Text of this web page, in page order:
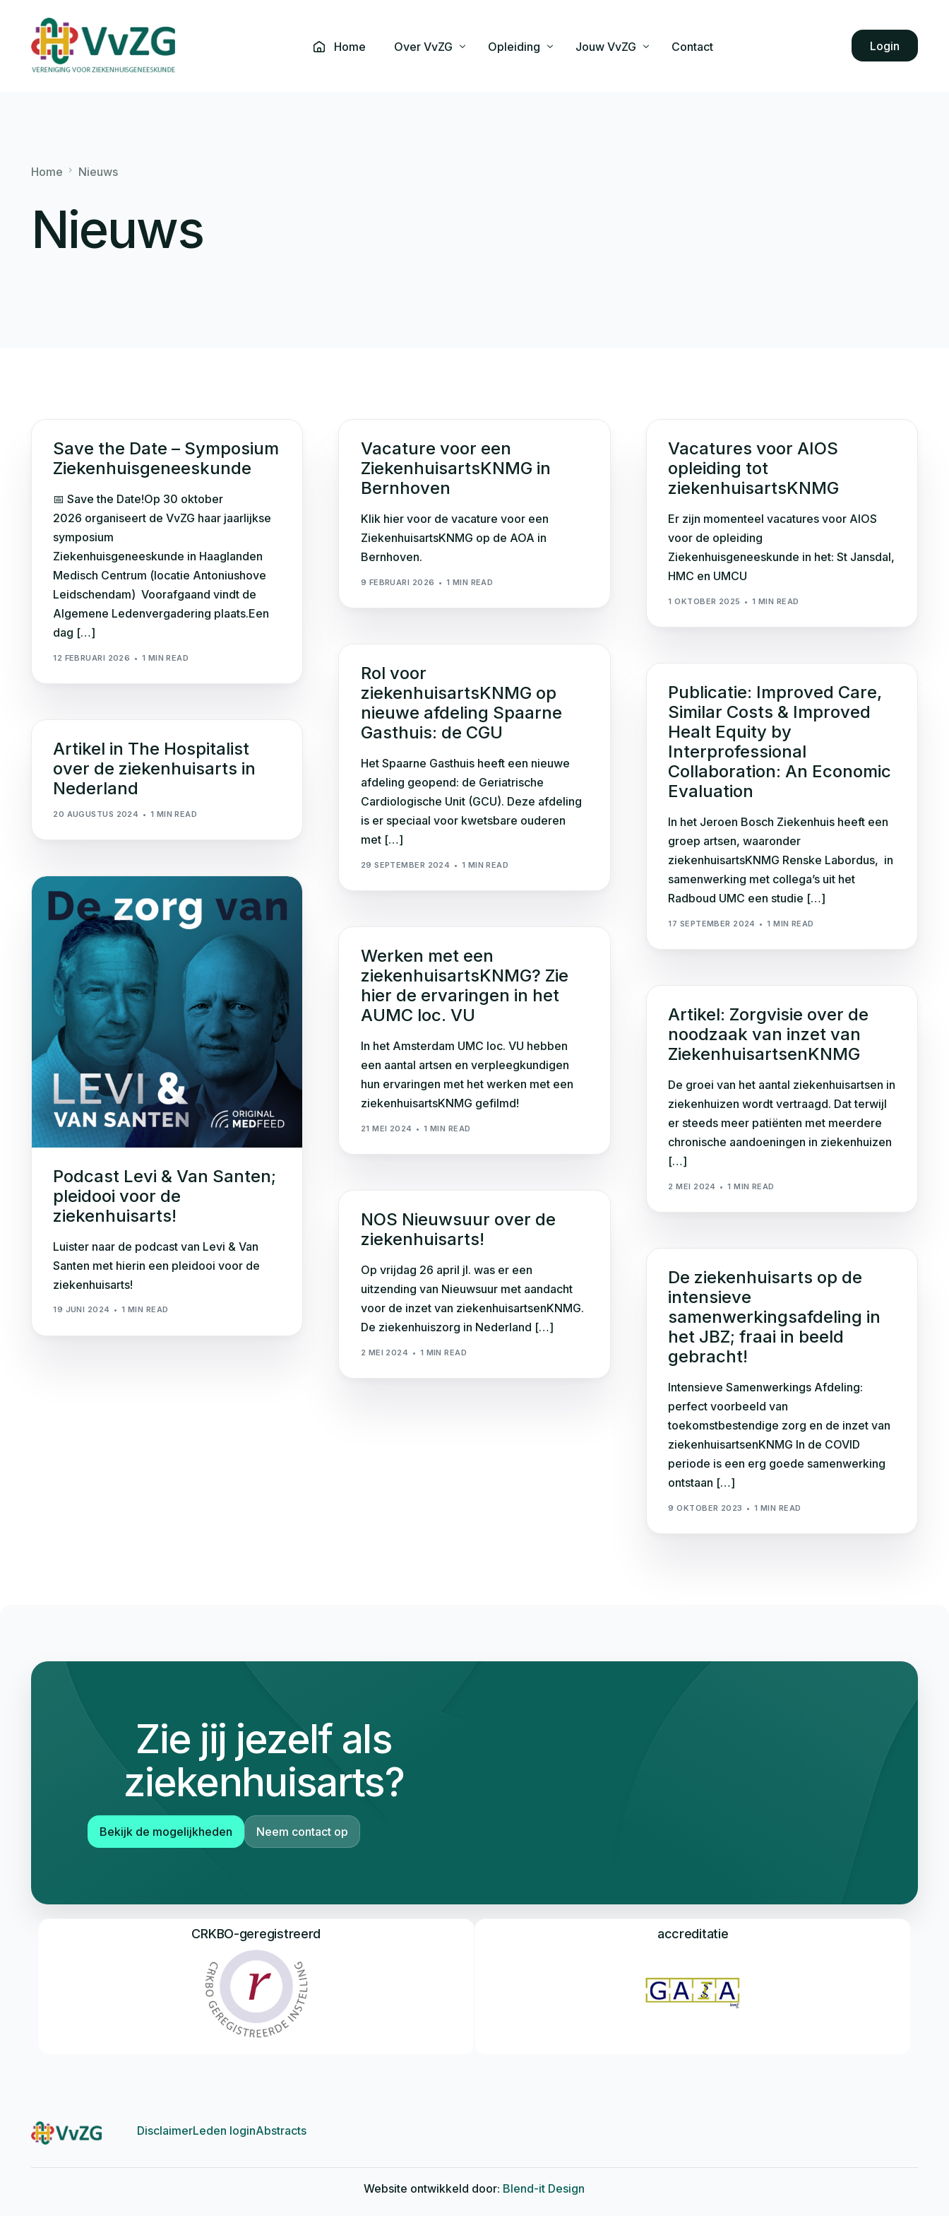
Home Over VvZG Opleiding Jouw VvZG Contact Login
Home Nieuws
Nieuws
Save the Date – Symposium
Ziekenhuisgeneeskunde
📅 Save the Date!Op 30 oktober
2026 organiseert de VvZG haar jaarlijkse
symposium
Ziekenhuisgeneeskunde in Haaglanden
Medisch Centrum (locatie Antoniushove
Leidschendam) Voorafgaand vindt de
Algemene Ledenvergadering plaats.Een
dag […]
12 FEBRUARI 2026 1 MIN READ
Vacature voor een
ZiekenhuisartsKNMG in
Bernhoven
Klik hier voor de vacature voor een
ZiekenhuisartsKNMG op de AOA in
Bernhoven.
9 FEBRUARI 2026 1 MIN READ
Vacatures voor AIOS
opleiding tot
ziekenhuisartsKNMG
Er zijn momenteel vacatures voor AIOS
voor de opleiding
Ziekenhuisgeneeskunde in het: St Jansdal,
HMC en UMCU
1 OKTOBER 2025 1 MIN READ
Rol voor
ziekenhuisartsKNMG op
nieuwe afdeling Spaarne
Gasthuis: de CGU
Het Spaarne Gasthuis heeft een nieuwe
afdeling geopend: de Geriatrische
Cardiologische Unit (GCU). Deze afdeling
is er speciaal voor kwetsbare ouderen
met […]
29 SEPTEMBER 2024 1 MIN READ
Publicatie: Improved Care,
Similar Costs & Improved
Healt Equity by
Interprofessional
Collaboration: An Economic
Evaluation
In het Jeroen Bosch Ziekenhuis heeft een
groep artsen, waaronder
ziekenhuisartsKNMG Renske Labordus, in
samenwerking met collega’s uit het
Radboud UMC een studie […]
17 SEPTEMBER 2024 1 MIN READ
Artikel in The Hospitalist
over de ziekenhuisarts in
Nederland
20 AUGUSTUS 2024 1 MIN READ
Podcast Levi & Van Santen;
pleidooi voor de
ziekenhuisarts!
Luister naar de podcast van Levi & Van
Santen met hierin een pleidooi voor de
ziekenhuisarts!
19 JUNI 2024 1 MIN READ
Werken met een
ziekenhuisartsKNMG? Zie
hier de ervaringen in het
AUMC loc. VU
In het Amsterdam UMC loc. VU hebben
een aantal artsen en verpleegkundigen
hun ervaringen met het werken met een
ziekenhuisartsKNMG gefilmd!
21 MEI 2024 1 MIN READ
Artikel: Zorgvisie over de
noodzaak van inzet van
ZiekenhuisartsenKNMG
De groei van het aantal ziekenhuisartsen in
ziekenhuizen wordt vertraagd. Dat terwijl
er steeds meer patiënten met meerdere
chronische aandoeningen in ziekenhuizen
[…]
2 MEI 2024 1 MIN READ
NOS Nieuwsuur over de
ziekenhuisarts!
Op vrijdag 26 april jl. was er een
uitzending van Nieuwsuur met aandacht
voor de inzet van ziekenhuisartsenKNMG.
De ziekenhuiszorg in Nederland […]
2 MEI 2024 1 MIN READ
De ziekenhuisarts op de
intensieve
samenwerkingsafdeling in
het JBZ; fraai in beeld
gebracht!
Intensieve Samenwerkings Afdeling:
perfect voorbeeld van
toekomstbestendige zorg en de inzet van
ziekenhuisartsenKNMG In de COVID
periode is een erg goede samenwerking
ontstaan […]
9 OKTOBER 2023 1 MIN READ
Zie jij jezelf als
ziekenhuisarts?
Bekijk de mogelijkheden Neem contact op
CRKBO-geregistreerd accreditatie
DisclaimerLeden loginAbstracts
Website ontwikkeld door: Blend-it Design